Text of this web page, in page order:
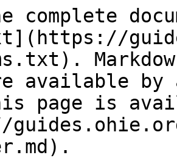
complete
available by
page is